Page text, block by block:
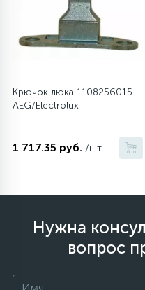
Крючок люка 1108256015
AEG/Electrolux
1 717.35 руб. /шт
Нужна
вопрос